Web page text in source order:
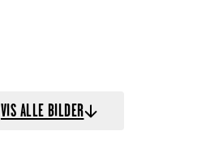
VIS ALLE BILDER